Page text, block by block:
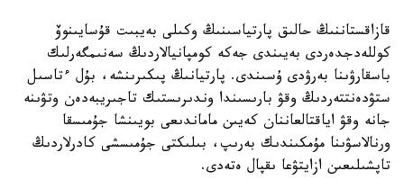
قازاقستاننىڭ حالىق پارتياسىنىڭ وكىلى بەيبىت قۇسايىنوۆ
كوللەدجدەردى بەيىندى جەكە كومپانيالاردىڭ سەنىمگەرلىك
باسقارۋىنا بەرۋدى ۇسىندى. پارتيانىڭ پىكىرىنشە، بۇل ءتاسىل
ستۋدەنتتەردىڭ وقۋ بارىسىندا وندىرىستىك تاجىريبەدەن وتۋىنە
جانە وقۋ اياقتالعاننان كەيىن ماماندىعى بويىنشا جۇمىسقا
ورنالاسۋىنا مۇمكىندىك بەرىپ، بىلىكتى جۇمىسشى كادرلاردىڭ
تاپشىلىعىن ازايتۋعا ىقپال ەتەدى.